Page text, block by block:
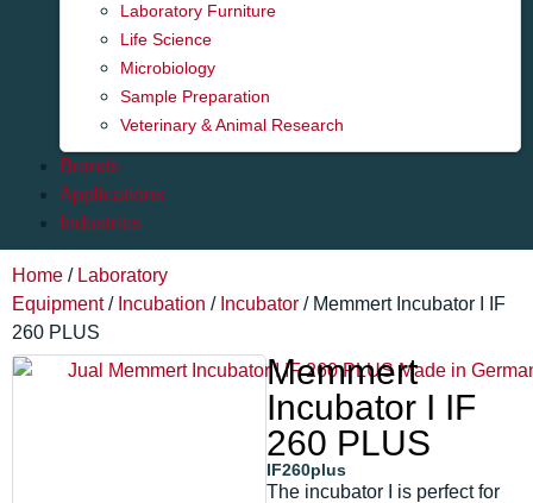
Laboratory Furniture
Life Science
Microbiology
Sample Preparation
Veterinary & Animal Research
Brands
Applications
Industries
Home / Laboratory
Equipment/ Incubation / Incubator / Memmert Incubator I IF
260 PLUS
Memmert
Incubator I IF
260 PLUS
IF260plus
The incubator I is perfect for